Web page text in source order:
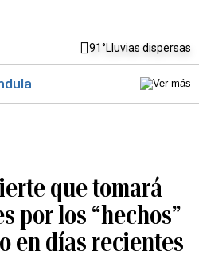
91°Lluvias dispersas
que tomará
por los “hechos”
en días recientes